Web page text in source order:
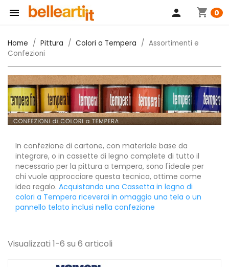
 shopping_cart 0
person
Home Pittura Colori a Tempera
Assortimenti e
Confezioni
In confezione di cartone, con materiale base da
integrare, o in cassette di legno complete di tutto il
necessario per la pittura a tempera, sono l'ideale per
chi vuole approcciare questa tecnica, ottime come
idea regalo. Acquistando una Cassetta in legno di
colori a Tempera riceverai in omaggio una tela o un
pannello telato inclusi nella confezione
Visualizzati 1-6 su 6 articoli